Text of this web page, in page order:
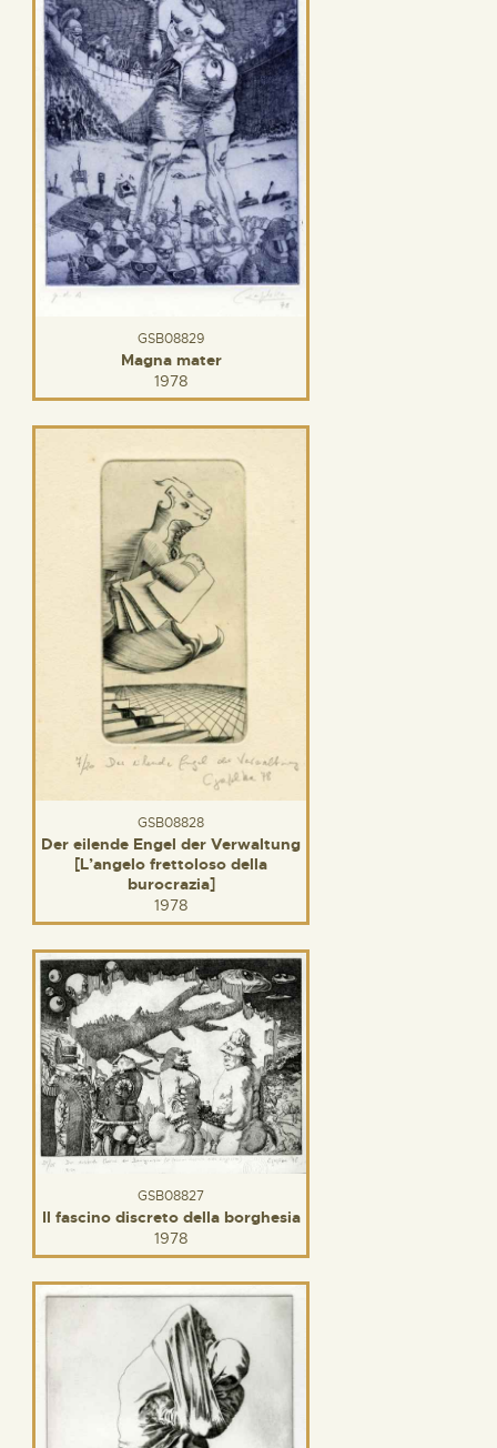
GSB08829
Magna mater
1978
GSB08828
Der eilende Engel der Verwaltung
[L’angelo frettoloso della
burocrazia]
1978
GSB08827
Il fascino discreto della borghesia
1978